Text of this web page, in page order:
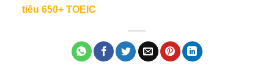
tiêu 650+ TOEIC